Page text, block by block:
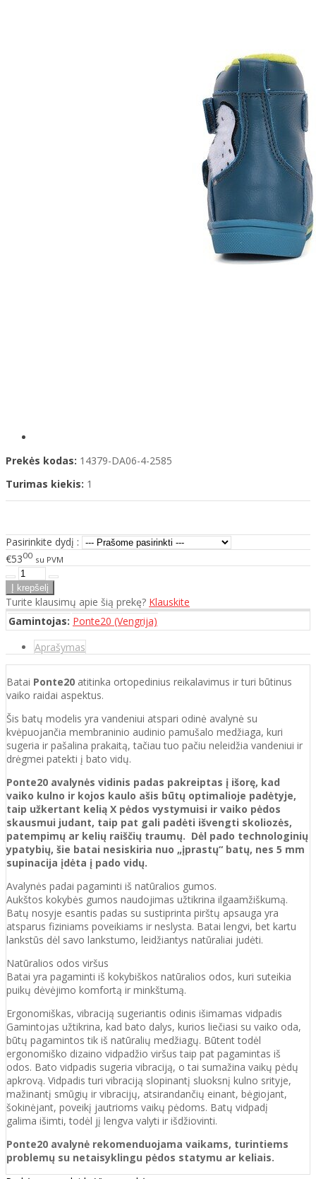
Prekės kodas: 14379-DA06-4-2585
Turimas kiekis: 1
Pasirinkite dydį :
€5300 su PVM
Turite klausimų apie šią prekę? Klauskite
Gamintojas: Ponte20 (Vengrija)
Aprašymas
Batai Ponte20 atitinka ortopedinius reikalavimus ir turi būtinus
vaiko raidai aspektus.
Šis batų modelis yra vandeniui atspari odinė avalynė su
kvėpuojančia membraninio audinio pamušalo medžiaga, kuri
sugeria ir pašalina prakaitą, tačiau tuo pačiu neleidžia vandeniui ir
drėgmei patekti į bato vidų.
Ponte20 avalynės vidinis padas pakreiptas į išorę, kad
vaiko kulno ir kojos kaulo ašis būtų optimalioje padėtyje,
taip užkertant kelią X pėdos vystymuisi ir vaiko pėdos
skausmui judant, taip pat gali padėti išvengti skoliozės,
patempimų ar kelių raiščių traumų. Dėl pado technologinių
ypatybių, šie batai nesiskiria nuo „įprastų“ batų, nes 5 mm
supinacija įdėta į pado vidų.
Avalynės padai pagaminti iš natūralios gumos.
Aukštos kokybės gumos naudojimas užtikrina ilgaamžiškumą.
Batų nosyje esantis padas su sustiprinta pirštų apsauga yra
atsparus fiziniams poveikiams ir neslysta. Batai lengvi, bet kartu
lankstūs dėl savo lankstumo, leidžiantys natūraliai judėti.
Natūralios odos viršus
Batai yra pagaminti iš kokybiškos natūralios odos, kuri suteikia
puikų dėvėjimo komfortą ir minkštumą.
Ergonomiškas, vibraciją sugeriantis odinis išimamas vidpadis
Gamintojas užtikrina, kad bato dalys, kurios liečiasi su vaiko oda,
būtų pagamintos tik iš natūralių medžiagų. Būtent todėl
ergonomiško dizaino vidpadžio viršus taip pat pagamintas iš
odos. Bato vidpadis sugeria vibraciją, o tai sumažina vaikų pėdų
apkrovą. Vidpadis turi vibraciją slopinantį sluoksnį kulno srityje,
mažinantį smūgių ir vibracijų, atsirandančių einant, bėgiojant,
šokinėjant, poveikį jautrioms vaikų pėdoms. Batų vidpadį
galima išimti, todėl jį lengva valyti ir išdžiovinti.
Ponte20 avalynė rekomenduojama vaikams, turintiems
problemų su netaisyklingu pėdos statymu ar keliais.